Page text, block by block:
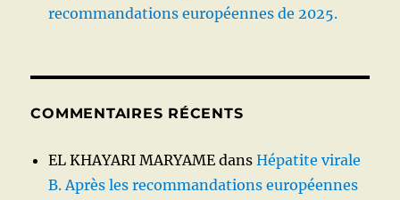
recommandations européennes de 2025.
COMMENTAIRES RÉCENTS
EL KHAYARI MARYAME dansHépatite virale
B. Après les recommandations européennes